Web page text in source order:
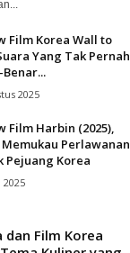
Film Korea Wall to
Yang Tak Pernah
2025
Film Harbin (2025),
Perlawanan
Pejuang Korea
dan Film Korea